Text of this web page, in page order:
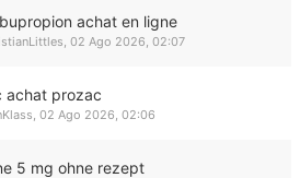
achat en ligne
, 02 Ago 2026, 02:07
achat prozac
, 02 Ago 2026, 02:06
5 mg ohne rezept